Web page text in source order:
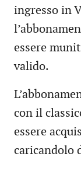
ingresso in
essere
valido.
con il
essere
caricandolo